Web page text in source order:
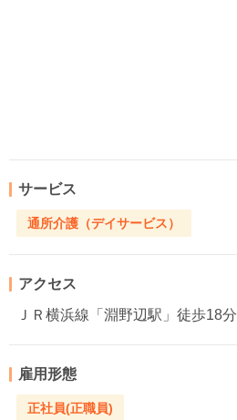
サービス
通所介護（デイサービス）
アクセス
ＪＲ横浜線「淵野辺駅」徒歩18分
雇用形態
正社員(正職員)